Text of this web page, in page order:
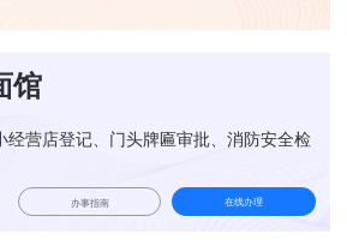
馆
经营店登记、门头牌匾审批、消防安全检
办事指南 在线办理